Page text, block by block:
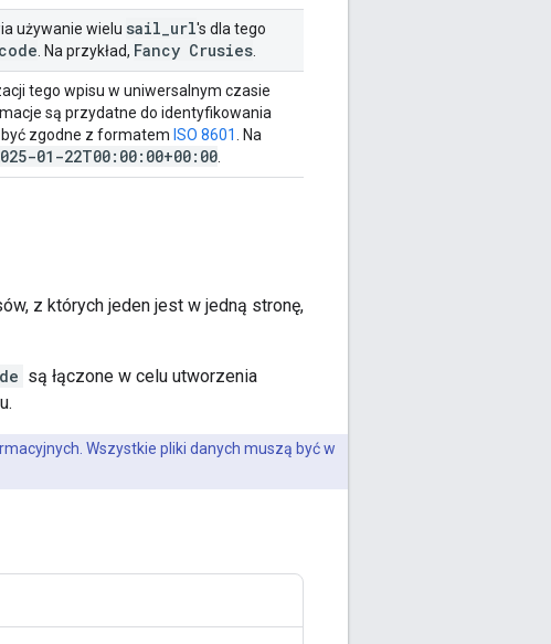
używanie wielu sail url's dla tego
code . Na przykład, Fancy Crusies
tego wpisu w uniwersalnym czasie
są przydatne do identyfikowania
zgodne z formatem ISO 8601
. Na
01-22T00:00:00+00:00
z których jeden jest w jedną stronę,
są łączone w celu utworzenia
Wszystkie pliki danych muszą być w